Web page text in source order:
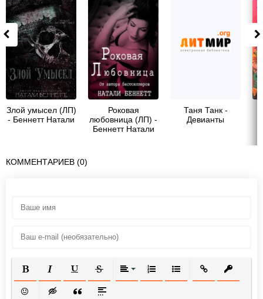
Злой умысел (ЛП)
- Беннетт Натали
Роковая
любовница (ЛП) -
Беннетт Натали
Таня Танк -
Девианты
КОММЕНТАРИЕВ (0)
ПОЛУЖИРНЫЙ
КУРСИВПОДЧЕРКНУТЫЙ
ЗАЧЕРКНУТЫЙВЫРАВНИВАНИЕ
НУМЕРОВАННЫЙ СПИСОК
МАРКИРОВАННЫЙ
ВСТАВИТЬ